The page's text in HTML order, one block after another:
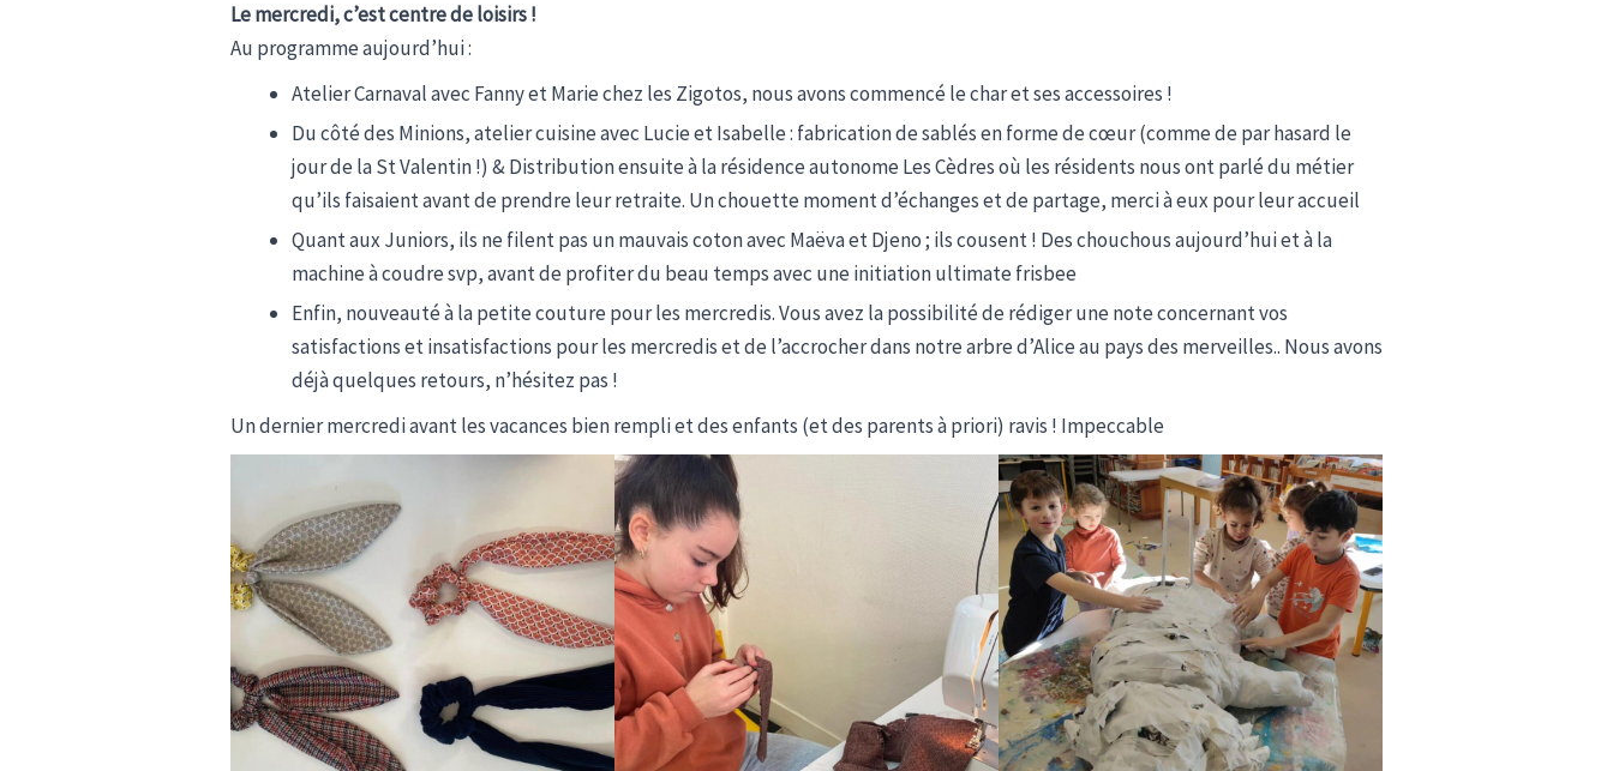
Le mercredi, c’est centre de loisirs !
Au programme aujourd’hui :
Atelier Carnaval avec Fanny et Marie chez les Zigotos, nous avons commencé le char et ses accessoires !
Du côté des Minions, atelier cuisine avec Lucie et Isabelle : fabrication de sablés en forme de cœur (comme de par hasard le
jour de la St Valentin !) & Distribution ensuite à la résidence autonome Les Cèdres où les résidents nous ont parlé du métier
qu’ils faisaient avant de prendre leur retraite. Un chouette moment d’échanges et de partage, merci à eux pour leur accueil
Quant aux Juniors, ils ne filent pas un mauvais coton avec Maëva et Djeno ; ils cousent ! Des chouchous aujourd’hui et à la
machine à coudre svp, avant de profiter du beau temps avec une initiation ultimate frisbee
Enfin, nouveauté à la petite couture pour les mercredis. Vous avez la possibilité de rédiger une note concernant vos
satisfactions et insatisfactions pour les mercredis et de l’accrocher dans notre arbre d’Alice au pays des merveilles.. Nous avons
déjà quelques retours, n’hésitez pas !
Un dernier mercredi avant les vacances bien rempli et des enfants (et des parents à priori) ravis ! Impeccable